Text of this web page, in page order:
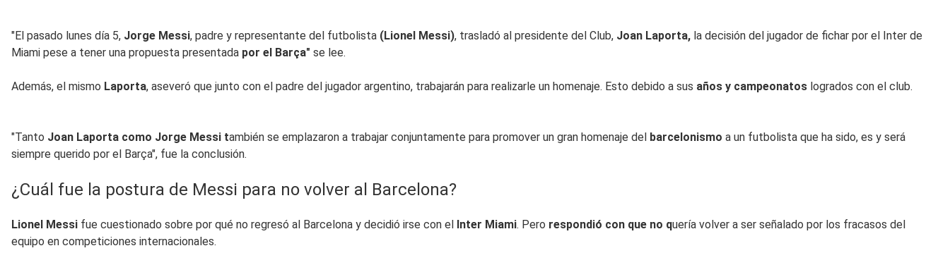
"El pasado lunes día 5, Jorge Messi, padre y representante del futbolista (Lionel Messi), trasladó al presidente del Club, Joan Laporta, la decisión del jugador de fichar por el Inter de
Miami pese a tener una propuesta presentada por el Barça" se lee.
Además, el mismo Laporta, aseveró que junto con el padre del jugador argentino, trabajarán para realizarle un homenaje. Esto debido a sus años y campeonatos logrados con el club.
"Tanto Joan Laporta como Jorge Messi también se emplazaron a trabajar conjuntamente para promover un gran homenaje del barcelonismo a un futbolista que ha sido, es y será
siempre querido por el Barça", fue la conclusión.
¿Cuál fue la postura de Messi para no volver al Barcelona?
Lionel Messi fue cuestionado sobre por qué no regresó al Barcelona y decidió irse con el Inter Miami. Pero respondió con que no quería volver a ser señalado por los fracasos del
equipo en competiciones internacionales.